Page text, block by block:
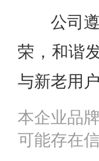
公司
荣，和谐
与新老用
本企业品
可能存在